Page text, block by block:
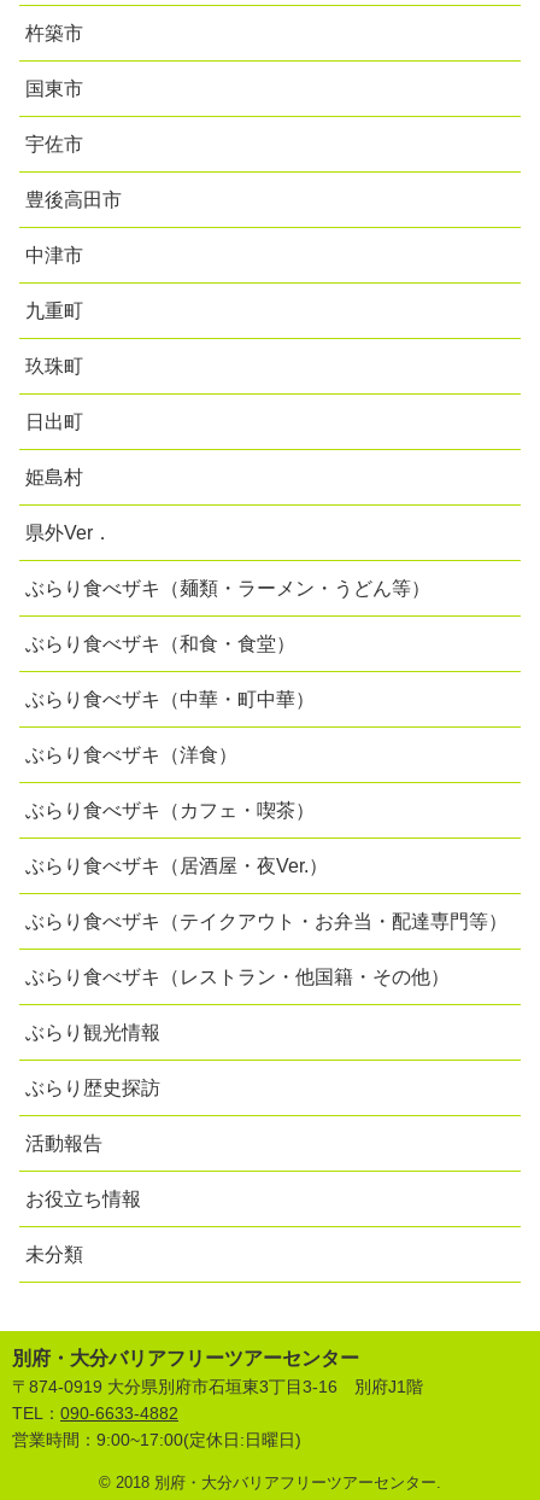
杵築市
国東市
宇佐市
豊後高田市
中津市
九重町
玖珠町
日出町
姫島村
県外Ver．
ぶらり食べザキ（麺類・ラーメン・うどん等）
ぶらり食べザキ（和食・食堂）
ぶらり食べザキ（中華・町中華）
ぶらり食べザキ（洋食）
ぶらり食べザキ（カフェ・喫茶）
ぶらり食べザキ（居酒屋・夜Ver.）
ぶらり食べザキ（テイクアウト・お弁当・配達専門等）
ぶらり食べザキ（レストラン・他国籍・その他）
ぶらり観光情報
ぶらり歴史探訪
活動報告
お役立ち情報
未分類
別府・大分バリアフリーツアーセンター
〒874-0919 大分県別府市石垣東3丁目3-16 別府J1階
TEL： 090-6633-4882
営業時間：9:00~17:00(定休日:日曜日)
© 2018 別府・大分バリアフリーツアーセンター.